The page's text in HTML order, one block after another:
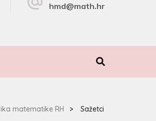
hmd@math.hr
matematike RH > Sažetci